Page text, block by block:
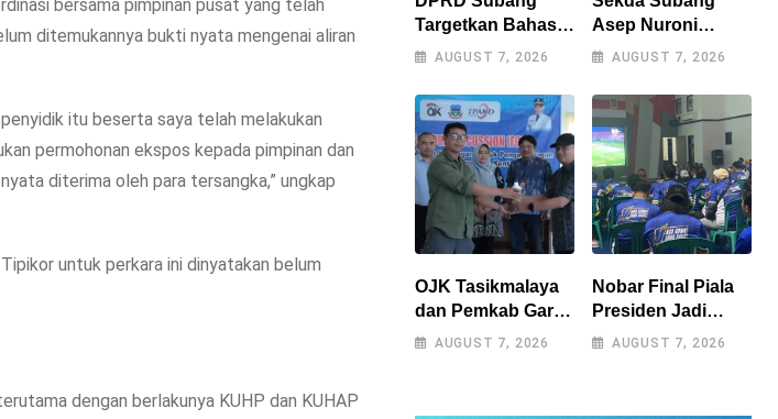
bersama pimpinan pusat yang telah
ditemukannya bukti nyata mengenai aliran
itu beserta saya telah melakukan
permohonan ekspos kepada pimpinan dan
diterima oleh para tersangka,” ungkap
untuk perkara ini dinyatakan belum
dengan berlakunya KUHP dan KUHAP
Targetkan Bahas 9
Raperda Tahun Ini,
Jadi Kendala
Utama
AUGUST 7, 2026
Asep Nuroni
Segera Purna
Tak Ada
Kekosongan
Jabatan
AUGUST 7, 2026
OJK Tasikmalaya
dan Pemkab Garut
Perkuat Akses
AUGUST 7, 2026
Nobar Final Piala
Presiden Jadi
Momen
AUGUST 7, 2026